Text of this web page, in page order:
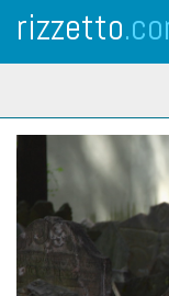
rizzetto